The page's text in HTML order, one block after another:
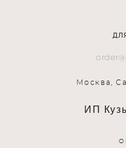
Москва,
ИП